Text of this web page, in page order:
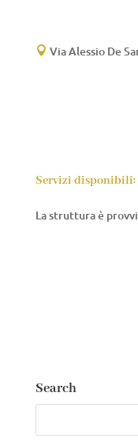
 Via Alessio De
Servizi disponibili:
La struttura è
Search